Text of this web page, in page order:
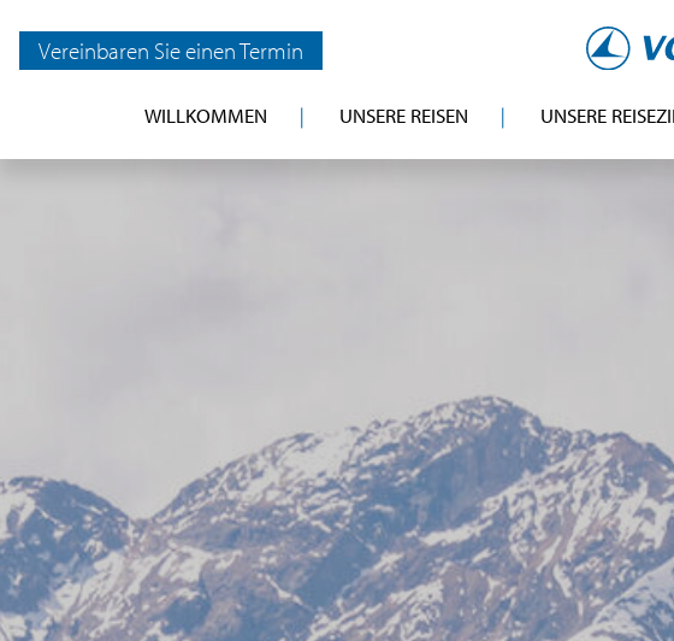
Vereinbaren Sie einen Termin
WILLKOMMEN UNSERE REISEN UNSERE